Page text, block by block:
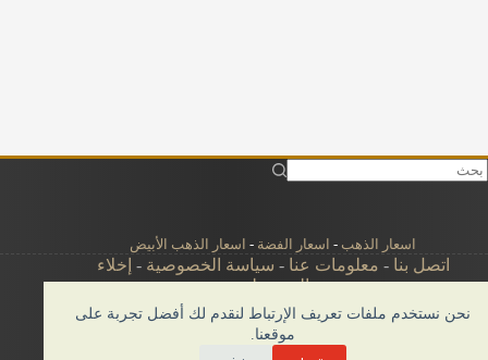
نحن نستخدم ملفات تعريف الإرتباط لنقدم لك أفضل تجربة على
موقعنا.
اسعار الذهب - اسعار الفضة - اسعار الذهب الأبيض
اتصل بنا - معلومات عنا - سياسة الخصوصية - إخلاء
المسؤولية